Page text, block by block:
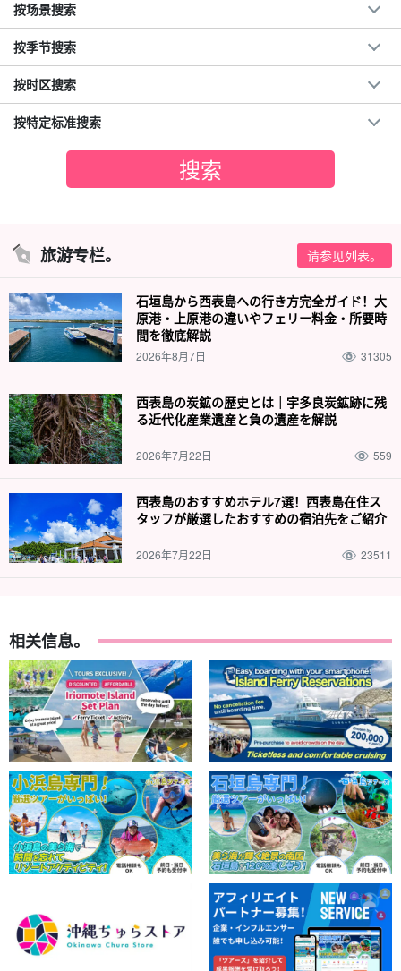
按场景搜索
按季节搜索
按时区搜索
按特定标准搜索
旅游专栏。 请参见列表。
石垣島から西表島への行き方完全ガイド！大
原港・上原港の違いやフェリー料金・所要時
間を徹底解説
2026年8月7日 31305
西表島の炭鉱の歴史とは｜宇多良炭鉱跡に残
る近代化産業遺産と負の遺産を解説
2026年7月22日 559
西表島のおすすめホテル7選！西表島在住ス
タッフが厳選したおすすめの宿泊先をご紹介
2026年7月22日 23511
相关信息。